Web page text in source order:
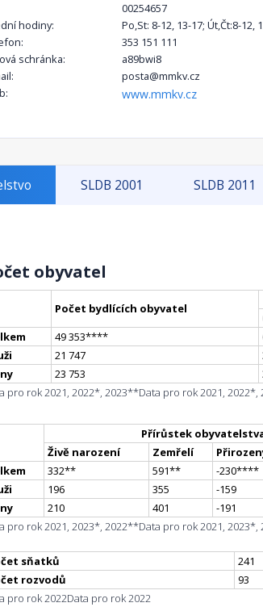
00254657
hodiny:
Po,St: 8-12, 13-17; Út,Čt:8-12,
353 151 111
schránka:
a89bwi8
posta@mmkv.cz
www.mmkv.cz
SLDB 2001 SLDB 2011
obyvatel
Počet bydlících obyvatel
49 353****
21 747
23 753
pro rok 2021, 2022*, 2023**Data pro rok 2021, 2022*,
Přírůstek
Živě narození Zemřelí
332** 591** -230****
196 355 -159
210 401 -191
pro rok 2021, 2023*, 2022**Data pro rok 2021, 2023*,
sňatků
241
rozvodů
93
pro rok 2022Data pro rok 2022